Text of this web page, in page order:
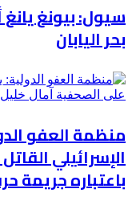
سيول: بيونغ
بحر اليابان
منظمة العفو
الإسرائيلي
باعتباره جريمة